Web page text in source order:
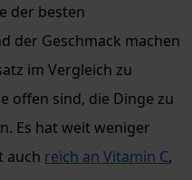
der besten
der Geschmack machen
im Vergleich zu
offen sind, die Dinge zu
Es hat weit weniger
auch reich an Vitamin C,